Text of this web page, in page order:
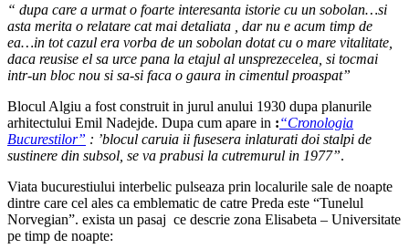
“ dupa care a urmat o foarte interesanta istorie cu un sobolan…si
asta merita o relatare cat mai detaliata , dar nu e acum timp de
ea…in tot cazul era vorba de un sobolan dotat cu o mare vitalitate,
daca reusise el sa urce pana la etajul al unsprezecelea, si tocmai
intr-un bloc nou si sa-si faca o gaura in cimentul proaspat”
Blocul Algiu a fost construit in jurul anului 1930 dupa planurile
arhitectului Emil Nadejde. Dupa cum apare in :“Cronologia
Bucurestilor” : ’blocul caruia ii fusesera inlaturati doi stalpi de
sustinere din subsol, se va prabusi la cutremurul in 1977”.
Viata bucurestiului interbelic pulseaza prin localurile sale de noapte
dintre care cel ales ca emblematic de catre Preda este “Tunelul
Norvegian”. exista un pasaj ce descrie zona Elisabeta – Universitate
pe timp de noapte: